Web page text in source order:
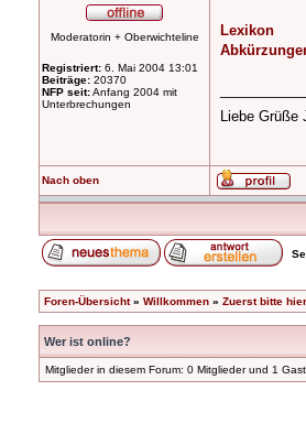
Moderatorin + Oberwichteline
Registriert: 6. Mai 2004 13:01
Beiträge: 20370
NFP seit:Anfang 2004 mit
Unterbrechungen
Lexikon
Liebe Grüße
Nach oben
Foren-Übersicht» Willkommen » Zuerst bitte
Wer ist online?
Mitglieder in diesem Forum: 0 Mitglieder und 1 Gast